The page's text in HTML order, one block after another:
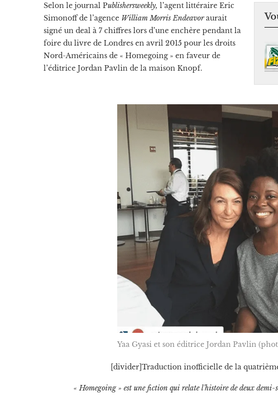
Selon le journal Publishersweekly, l’agent littéraire Eric
Simonoff de l’agence William Morris Endeavoraurait
signé un deal à 7 chiffres lors d’une enchère pendant la
foire du livre de Londres en avril 2015 pour les droits
Nord-Américains de « Homegoing » en faveur de
l’éditrice Jordan Pavlin de la maison Knopf.
Yaa Gyasi et son éditrice Jordan Pavlin
[divider]Traduction inofficielle de la
« Homegoing » est une fiction qui relate l’histoire de deux demi-